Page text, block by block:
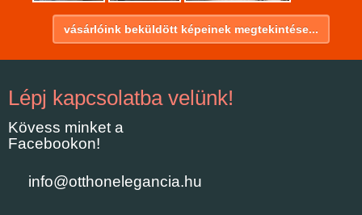
vásárlóink beküldött képeinek megtekintése...
Lépj kapcsolatba velünk!
Kövess minket a
Facebookon!
info@otthonelegancia.hu